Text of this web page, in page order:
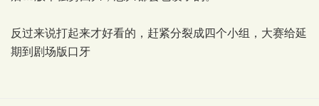
反过来说打起来才好看的，赶紧分裂成四个小组，大赛给延
期到剧场版口牙